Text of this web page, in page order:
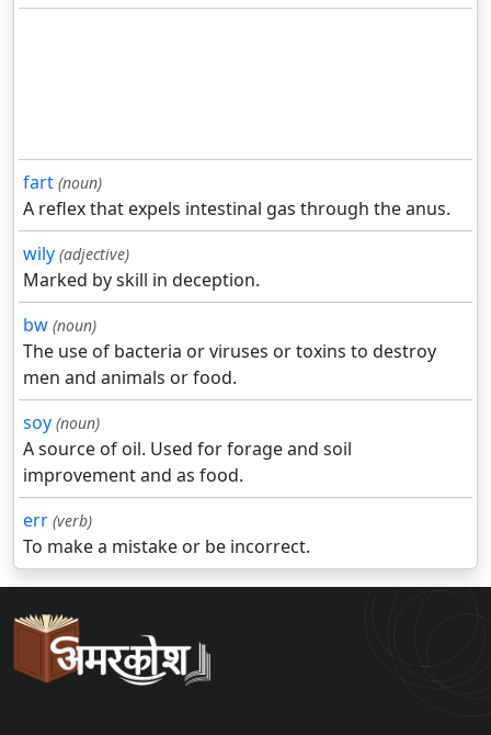
fart (noun)
A reflex that expels intestinal gas through the anus.
wily (adjective)
Marked by skill in deception.
bw (noun)
The use of bacteria or viruses or toxins to destroy
men and animals or food.
soy (noun)
A source of oil. Used for forage and soil
improvement and as food.
err (verb)
To make a mistake or be incorrect.